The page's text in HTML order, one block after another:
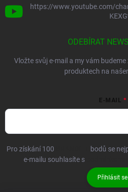
https://www.youtube.com/
ODEBÍRAT
Vložte svůj e-mail a my vám
produktech na
E-MAIL
Pro získání 100 bodů se
e-mailu souhlasíte s
Přihlásit se